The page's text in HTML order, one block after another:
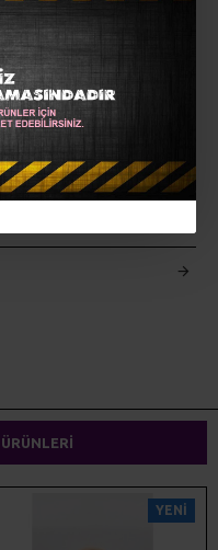
eklenir...
uygulanır...
YENI